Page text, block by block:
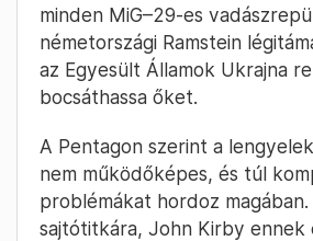
minden MiG–29-es
németországi Ramstein
az Egyesült Államok Ukrajna
bocsáthassa őket.
A Pentagon szerint a
nem működőképes, és túl
problémákat hordoz
sajtótitkára, John Kirby ennek